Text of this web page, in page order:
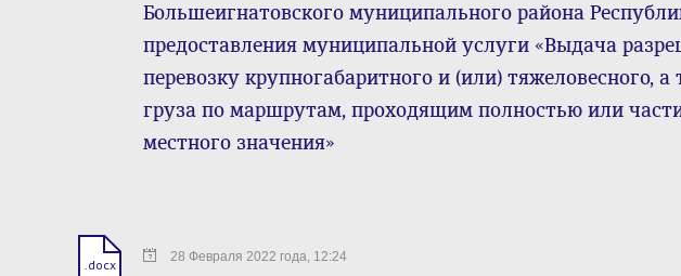
Большеигнатовского муниципального района
предоставления муниципальной услуги «Выдача
перевозку крупногабаритного и (или) тяжеловесного, а
груза по маршрутам, проходящим полностью или
местного значения»
.docx 28 Февраля 2022 года, 12:24